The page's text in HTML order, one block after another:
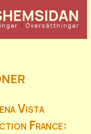
Vista
France: